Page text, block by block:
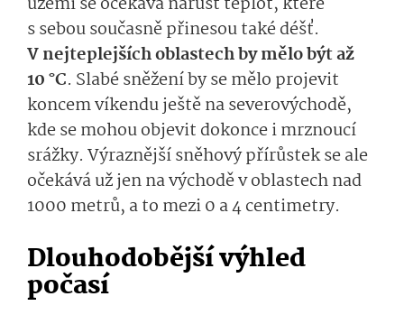
s sebou současně přinesoutakédéšť.
V nejteplejších oblastech by mělo být až
10 °C. Slabésně­žení by se mělo projevit
koncem víkendu ještě na severovýchodě,
kde se mohou objevit dokonce imrznoucí
srážky. Výraznějšísněhový přírůstek se ale
očekává už jen na východě v oblastech nad
1000 metrů, a to mezi 0 a 4 centimetry.
Dlouhodobější výhled
počasí